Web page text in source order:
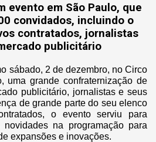
evento em São Paulo, que
convidados, incluindo o
contratados, jornalistas
publicitário
sábado, 2 de dezembro, no Circo
uma grande confraternização de
publicitário, jornalistas e seus
de grande parte do seu elenco
o evento serviu para
na programação para
expansões e inovações.